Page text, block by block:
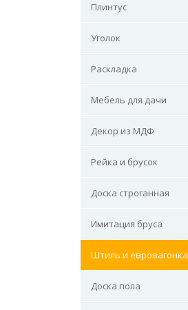
Плинтус
Уголок
Раскладка
Мебель для дачи
Декор из МДФ
Рейка и брусок
Доска строганная
Имитация бруса
Штиль и евровагонка
Доска пола